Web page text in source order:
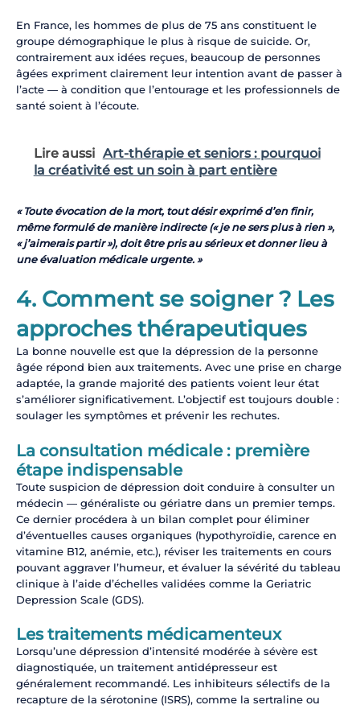
En France, les hommes de plus de 75 ans constituent le
groupe démographique le plus à risque de suicide. Or,
contrairement aux idées reçues, beaucoup de personnes
âgées expriment clairement leur intention avant de passer à
l’acte — à condition que l’entourage et les professionnels de
santé soient à l’écoute.
Lire aussi Art-thérapie et seniors : pourquoi
la créativité est un soin à part entière
« Toute évocation de la mort, tout désir exprimé d’en finir,
même formulé de manière indirecte (« je ne sers plus à rien »,
« j’aimerais partir »), doit être pris au sérieux et donner lieu à
une évaluation médicale urgente. »
4. Comment se soigner ? Les
approches thérapeutiques
La bonne nouvelle est que la dépression de la personne
âgée répond bien aux traitements. Avec une prise en charge
adaptée, la grande majorité des patients voient leur état
s’améliorer significativement. L’objectif est toujours double :
soulager les symptômes et prévenir les rechutes.
La consultation médicale : première
étape indispensable
Toute suspicion de dépression doit conduire à consulter un
médecin — généraliste ou gériatre dans un premier temps.
Ce dernier procédera à un bilan complet pour éliminer
d’éventuelles causes organiques (hypothyroïdie, carence en
vitamine B12, anémie, etc.), réviser les traitements en cours
pouvant aggraver l’humeur, et évaluer la sévérité du tableau
clinique à l’aide d’échelles validées comme la Geriatric
Depression Scale (GDS).
Les traitements médicamenteux
Lorsqu’une dépression d’intensité modérée à sévère est
diagnostiquée, un traitement antidépresseur est
généralement recommandé. Les inhibiteurs sélectifs de la
recapture de la sérotonine (ISRS), comme la sertraline ou